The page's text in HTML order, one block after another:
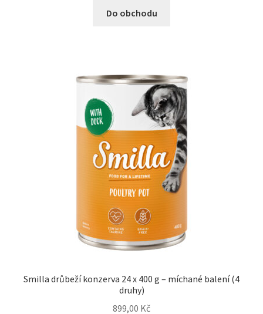
Do obchodu
Smilla drůbeží konzerva 24 x 400 g – míchané balení (4
druhy)
899,00 Kč